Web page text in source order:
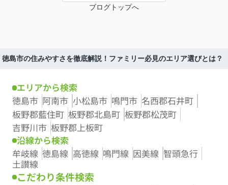
ブログトップへ
徳島市の住みやすさを徹底解説！ファミリー必見のエリア選びとは？
エリアから検索
徳島市 阿南市 小松島市 鳴門市 名西郡石井町
板野郡藍住町 板野郡北島町 板野郡松茂町
吉野川市 板野郡上板町
沿線から検索
牟岐線 徳島線 高徳線 鳴門線 因美線 智頭急行
土讃線
こだわり条件検索